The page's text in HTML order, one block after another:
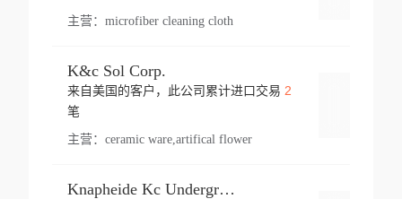
主营： microfiber cleaning cloth
K&c Sol Corp.
来自美国的客户，此公司累计进口交易 2
笔
主营： ceramic ware,artifical flower
Knapheide Kc Underground